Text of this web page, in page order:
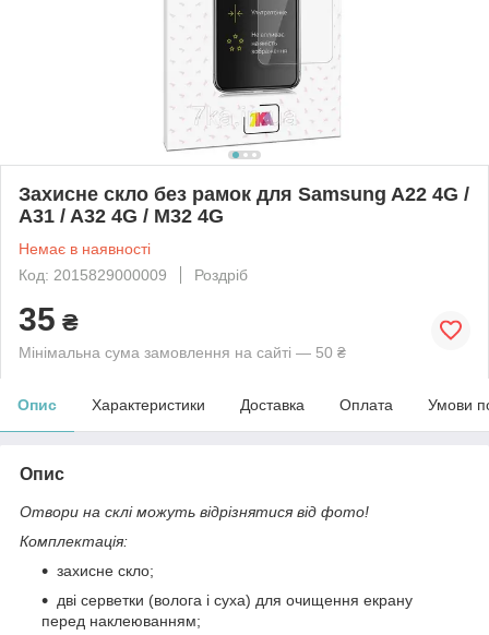
Захисне скло без рамок для Samsung A22 4G /
A31 / A32 4G / M32 4G
Немає в наявності
Код: 2015829000009
Роздріб
35 ₴
Мінімальна сума замовлення на сайті — 50 ₴
Опис Характеристики Доставка Оплата Умови
Опис
Отвори на склі можуть відрізнятися від фото!
Комплектація:
захисне скло;
дві серветки (волога і суха) для очищення екрану
перед наклеюванням;